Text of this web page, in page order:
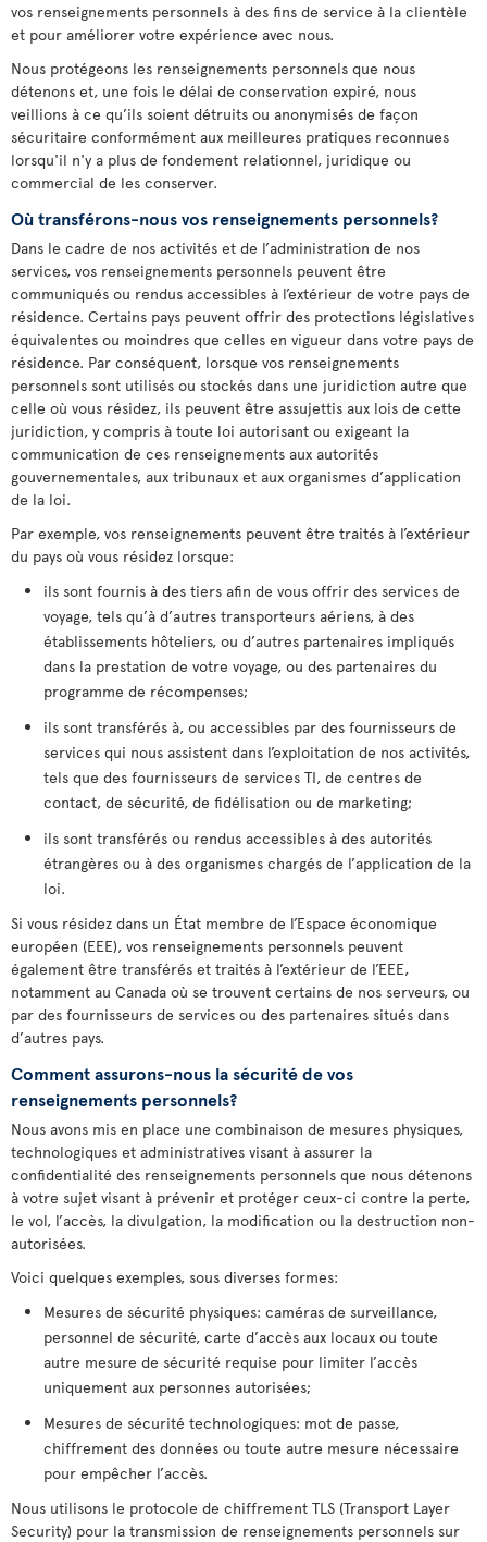
vos renseignements personnels à des fins de service à la clientèle
et pour améliorer votre expérience avec nous.
Nous protégeons les renseignements personnels que nous
détenons et, une fois le délai de conservation expiré, nous
veillions à ce qu’ils soient détruits ou anonymisés de façon
sécuritaire conformément aux meilleures pratiques reconnues
lorsqu'il n'y a plus de fondement relationnel, juridique ou
commercial de les conserver.
Où transférons-nous vos renseignements personnels?
Dans le cadre de nos activités et de l’administration de nos
services, vos renseignements personnels peuvent être
communiqués ou rendus accessibles à l’extérieur de votre pays de
résidence. Certains pays peuvent offrir des protections législatives
équivalentes ou moindres que celles en vigueur dans votre pays de
résidence. Par conséquent, lorsque vos renseignements
personnels sont utilisés ou stockés dans une juridiction autre que
celle où vous résidez, ils peuvent être assujettis aux lois de cette
juridiction, y compris à toute loi autorisant ou exigeant la
communication de ces renseignements aux autorités
gouvernementales, aux tribunaux et aux organismes d’application
de la loi.
Par exemple, vos renseignements peuvent être traités à l’extérieur
du pays où vous résidez lorsque:
ils sont fournis à des tiers afin de vous offrir des services de
voyage, tels qu’à d’autres transporteurs aériens, à des
établissements hôteliers, ou d’autres partenaires impliqués
dans la prestation de votre voyage, ou des partenaires du
programme de récompenses;
ils sont transférés à, ou accessibles par des fournisseurs de
services qui nous assistent dans l’exploitation de nos activités,
tels que des fournisseurs de services TI, de centres de
contact, de sécurité, de fidélisation ou de marketing;
ils sont transférés ou rendus accessibles à des autorités
étrangères ou à des organismes chargés de l’application de la
loi.
Si vous résidez dans un État membre de l’Espace économique
européen (EEE), vos renseignements personnels peuvent
également être transférés et traités à l’extérieur de l’EEE,
notamment au Canada où se trouvent certains de nos serveurs, ou
par des fournisseurs de services ou des partenaires situés dans
d’autres pays.
Comment assurons-nous la sécurité de vos
renseignements personnels?
Nous avons mis en place une combinaison de mesures physiques,
technologiques et administratives visant à assurer la
confidentialité des renseignements personnels que nous détenons
à votre sujet visant à prévenir et protéger ceux-ci contre la perte,
le vol, l’accès, la divulgation, la modification ou la destruction non-
autorisées.
Voici quelques exemples, sous diverses formes:
Mesures de sécurité physiques: caméras de surveillance,
personnel de sécurité, carte d’accès aux locaux ou toute
autre mesure de sécurité requise pour limiter l’accès
uniquement aux personnes autorisées;
Mesures de sécurité technologiques: mot de passe,
chiffrement des données ou toute autre mesure nécessaire
pour empêcher l’accès.
Nous utilisons le protocole de chiffrement TLS (Transport Layer
Security) pour la transmission de renseignements personnels sur